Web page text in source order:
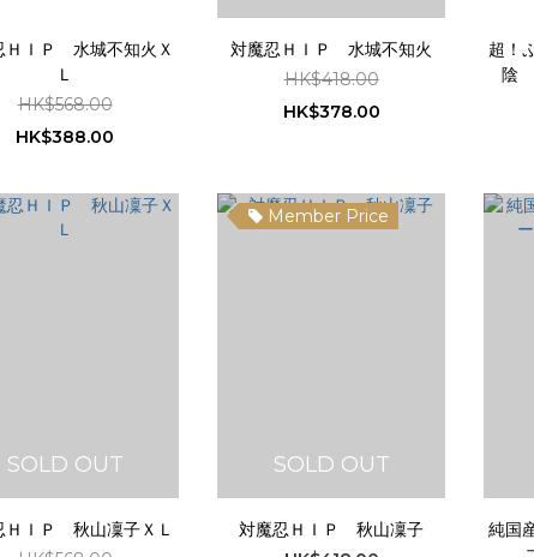
ＨＩＰ 水城不知火Ｘ
Ｌ
HK$568.00
HK$388.00
対魔忍ＨＩＰ 水城不知火
HK$418.00
HK$378.00
超！
陰
SOLD OUT
ＨＩＰ 秋山凜子ＸＬ
Member Price
SOLD OUT
対魔忍ＨＩＰ 秋山凜子
純国